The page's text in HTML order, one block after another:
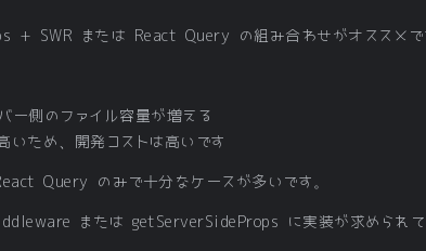
+ SWR または React Query の組み合わせがオススメで
側のファイル容量が増える
いため、開発コストは高いです
Query のみで十分なケースが多いです。
または getServerSideProps に実装が求められて